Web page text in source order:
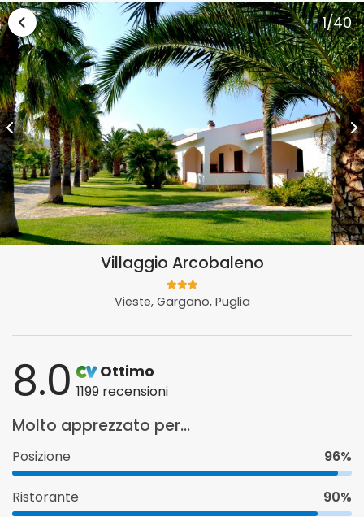
Vai alla lista vacanze Puglia 1/40
Villaggio Arcobaleno
Vieste, Gargano, Puglia
8.0 Ottimo
1199 recensioni
Molto apprezzato per...
Posizione 96%
Ristorante 90%